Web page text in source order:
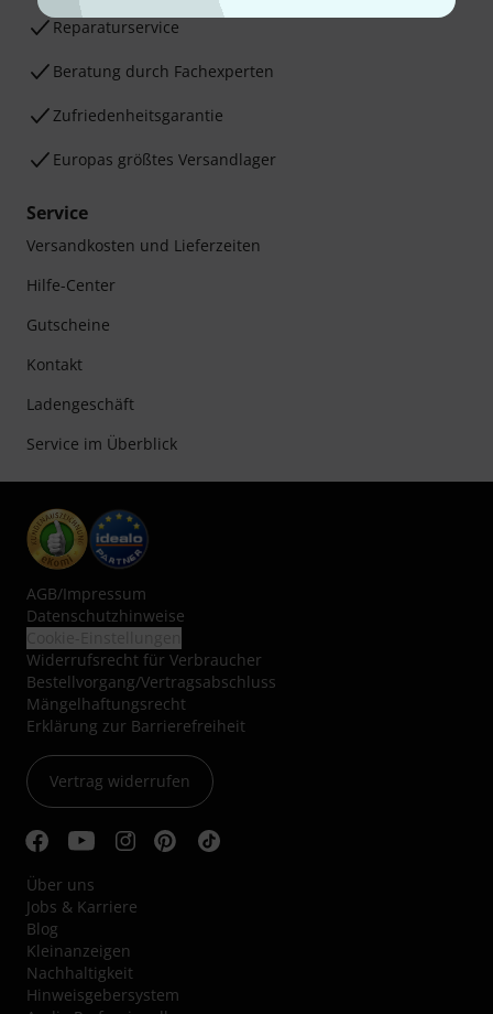
Reparaturservice
Beratung durch Fachexperten
Zufriedenheitsgarantie
Europas größtes Versandlager
Service
Versandkosten und Lieferzeiten
Hilfe-Center
Gutscheine
Kontakt
Ladengeschäft
Service im Überblick
AGB/Impressum
Datenschutzhinweise
Widerrufsrecht für Verbraucher
Bestellvorgang/Vertragsabschluss
Mängelhaftungsrecht
Erklärung zur Barrierefreiheit
Vertrag widerrufen
Über uns
Jobs & Karriere
Blog
Kleinanzeigen
Nachhaltigkeit
Hinweisgebersystem